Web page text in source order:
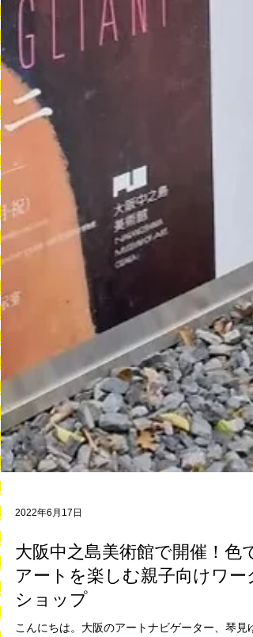
2022年6月17日
大阪中之島美術館で開催！色で
アートを楽しむ親子向けワー
ショップ